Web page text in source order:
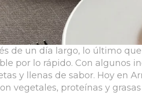
de un día largo, lo último
por lo rápido. Con algunos
y llenas de sabor. Hoy en
vegetales, proteínas y